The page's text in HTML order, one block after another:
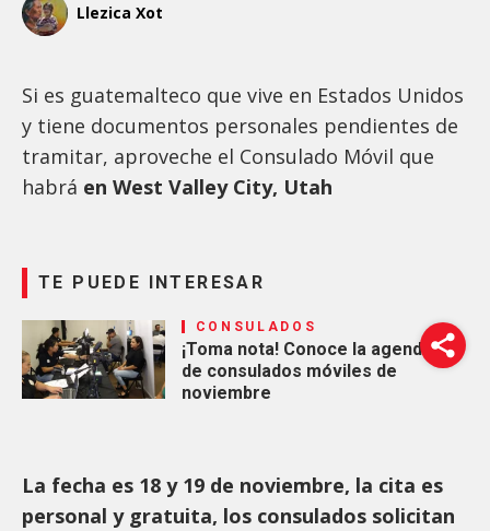
Llezica Xot
Si es guatemalteco que vive en Estados Unidos
y tiene documentos personales pendientes de
tramitar, aproveche el Consulado Móvil que
habrá en West Valley City, Utah
TE PUEDE INTERESAR
CONSULADOS
¡Toma nota! Conoce la agenda
de consulados móviles de
noviembre
La fecha es 18 y 19 de noviembre, la cita es
personal y gratuita, los consulados solicitan